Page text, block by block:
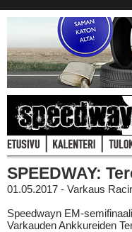
SPEEDWAY:
01.05.2017 - Varkaus
Speedwayn EM-
Varkauden Ankkureiden